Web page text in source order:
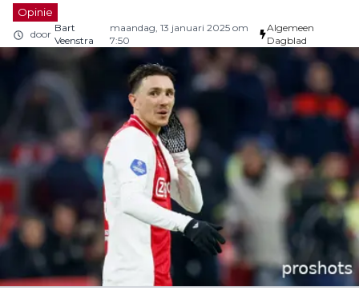
Opinie
door
Bart
Veenstra
maandag, 13 januari 2025 om
7:50
Algemeen
Dagblad